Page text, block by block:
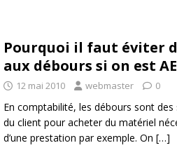
Pourquoi il faut éviter
aux débours si on est AE
12 mai 2010 webmaster 0
En comptabilité, les débours sont
du client pour acheter du matériel
d’une prestation par exemple. On […]